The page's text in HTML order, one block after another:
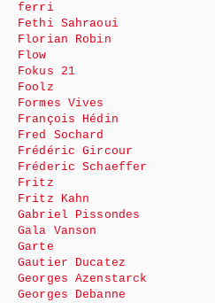
ferri
Fethi Sahraoui
Florian Robin
Flow
Fokus 21
Foolz
Formes Vives
François Hédin
Fred Sochard
Frédéric Gircour
Fréderic Schaeffer
Fritz
Fritz Kahn
Gabriel Pissondes
Gala Vanson
Garte
Gautier Ducatez
Georges Azenstarck
Georges Debanne